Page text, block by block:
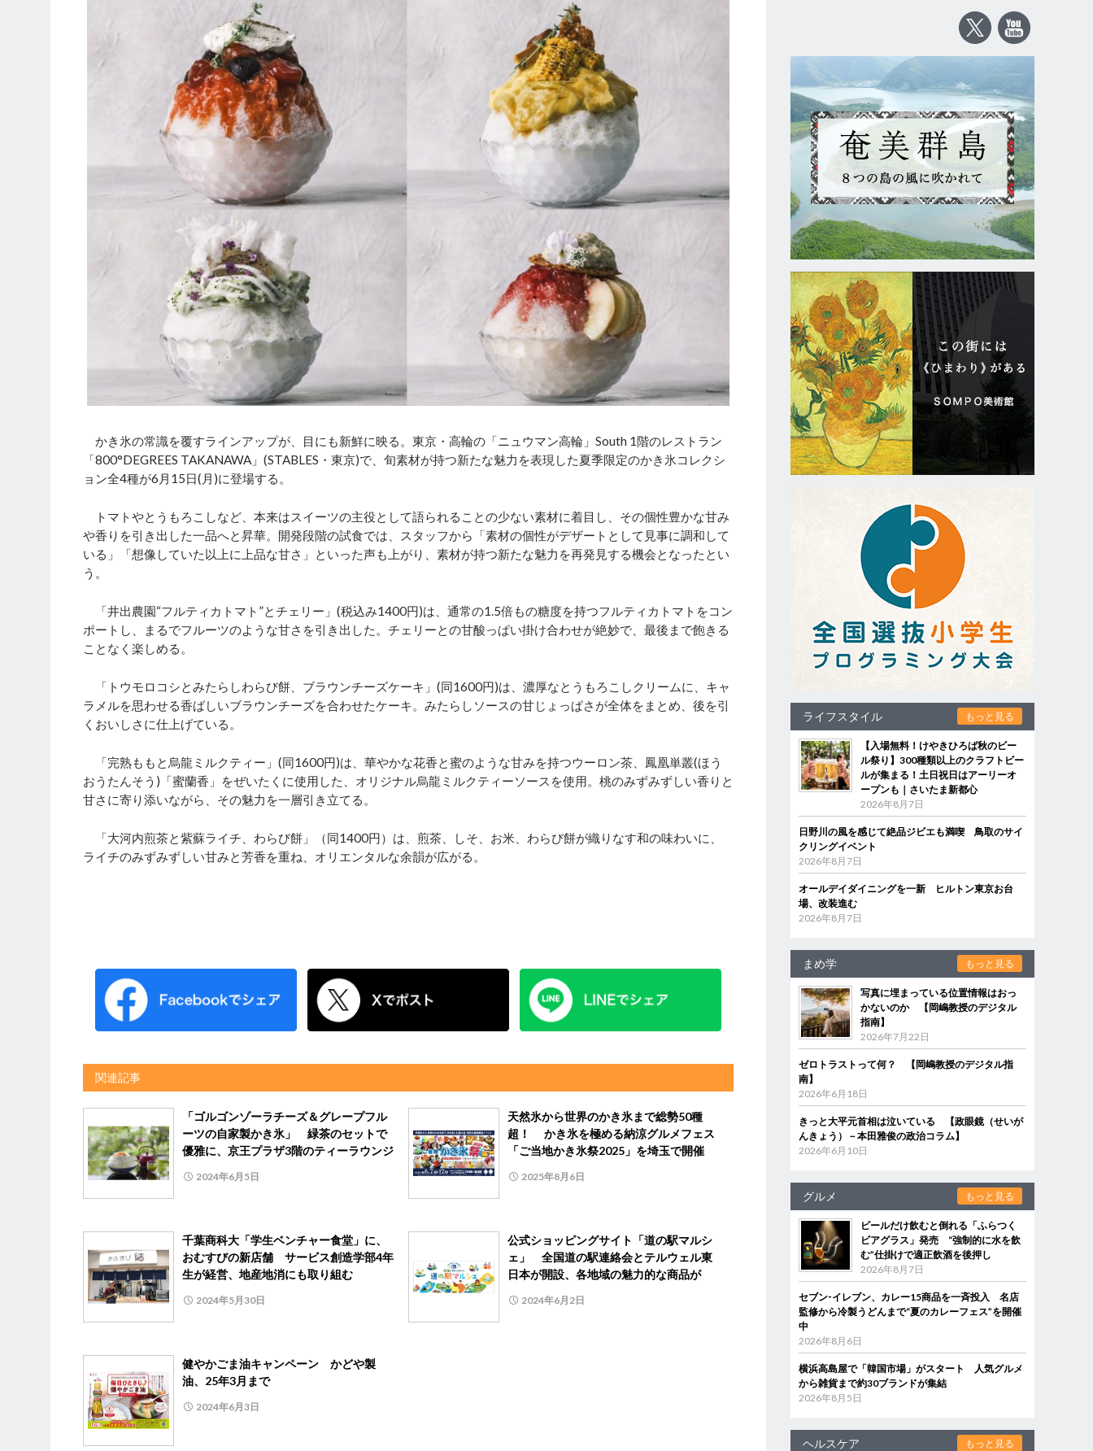
かき氷の常識を覆すラインアップが、目にも新鮮に映る。東京・高輪の「ニュウマン高輪」South 1階のレストラン
「800°DEGREES TAKANAWA」(STABLES・東京)で、旬素材が持つ新たな魅力を表現した夏季限定のかき氷コレクシ
ョン全4種が6月15日(月)に登場する。
トマトやとうもろこしなど、本来はスイーツの主役として語られることの少ない素材に着目し、その個性豊かな甘み
や香りを引き出した一品へと昇華。開発段階の試食では、スタッフから「素材の個性がデザートとして見事に調和して
いる」「想像していた以上に上品な甘さ」といった声も上がり、素材が持つ新たな魅力を再発見する機会となったとい
う。
「井出農園“フルティカトマト”とチェリー」(税込み1400円)は、通常の1.5倍もの糖度を持つフルティカトマトをコン
ポートし、まるでフルーツのような甘さを引き出した。チェリーとの甘酸っぱい掛け合わせが絶妙で、最後まで飽きる
ことなく楽しめる。
「トウモロコシとみたらしわらび餅、ブラウンチーズケーキ」(同1600円)は、濃厚なとうもろこしクリームに、キャ
ラメルを思わせる香ばしいブラウンチーズを合わせたケーキ。みたらしソースの甘じょっぱさが全体をまとめ、後を引
くおいしさに仕上げている。
「完熟ももと烏龍ミルクティー」(同1600円)は、華やかな花香と蜜のような甘みを持つウーロン茶、鳳凰単叢(ほう
おうたんそう)「蜜蘭香」をぜいたくに使用した、オリジナル烏龍ミルクティーソースを使用。桃のみずみずしい香りと
甘さに寄り添いながら、その魅力を一層引き立てる。
「大河内煎茶と紫蘇ライチ、わらび餅」（同1400円）は、煎茶、しそ、お米、わらび餅が織りなす和の味わいに、
ライチのみずみずしい甘みと芳香を重ね、オリエンタルな余韻が広がる。
関連記事
「ゴルゴンゾーラチーズ＆グレープフル
ーツの自家製かき氷」 緑茶のセットで
優雅に、京王プラザ3階のティーラウンジ
2024年6月5日
天然氷から世界のかき氷まで総勢50種
超！ かき氷を極める納涼グルメフェス
「ご当地かき氷祭2025」を埼玉で開催
2025年8月6日
千葉商科大「学生ベンチャー食堂」に、
おむすびの新店舗 サービス創造学部4年
生が経営、地産地消にも取り組む
2024年5月30日
公式ショッピングサイト「道の駅マルシ
ェ」 全国道の駅連絡会とテルウェル東
日本が開設、各地域の魅力的な商品が
2024年6月2日
健やかごま油キャンペーン かどや製
油、25年3月まで
2024年6月3日
ライフスタイル もっと見る
【入場無料！けやきひろば秋のビー
ル祭り】300種類以上のクラフトビー
ルが集まる！土日祝日はアーリーオ
ープンも｜さいたま新都心
2026年8月7日
日野川の風を感じて絶品ジビエも満喫 鳥取のサイ
クリングイベント
2026年8月7日
オールデイダイニングを一新 ヒルトン東京お台
場、改装進む
2026年8月7日
まめ学 もっと見る
写真に埋まっている位置情報はおっ
かないのか 【岡嶋教授のデジタル
指南】
2026年7月22日
ゼロトラストって何？ 【岡嶋教授のデジタル指
南】
2026年6月18日
きっと大平元首相は泣いている 【政眼鏡（せいが
んきょう）－本田雅俊の政治コラム】
2026年6月10日
グルメ もっと見る
ビールだけ飲むと倒れる「ふらつく
ビアグラス」発売 “強制的に水を飲
む”仕掛けで適正飲酒を後押し
2026年8月7日
セブン‐イレブン、カレー15商品を一斉投入 名店
監修から冷製うどんまで“夏のカレーフェス”を開催
中
2026年8月6日
横浜高島屋で「韓国市場」がスタート 人気グルメ
から雑貨まで約30ブランドが集結
2026年8月5日
ヘルスケア もっと見る